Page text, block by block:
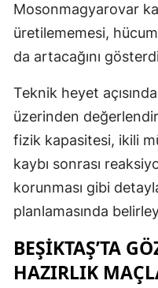
Mosonmagyarovar
üretilememesi,
da artacağını
Teknik heyet
üzerinden
fizik kapasitesi, ikili
kaybı sonrası
korunması gibi
planlamasında
BEŞIKTAŞ’TA
HAZIRLIK